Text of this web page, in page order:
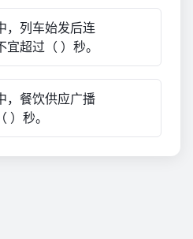
，列车始发后连
超过（ ）秒。
，餐饮供应广播
）秒。